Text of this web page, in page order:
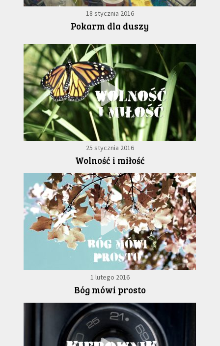
18 stycznia 2016
Pokarm dla duszy
25 stycznia 2016
Wolność i miłość
1 lutego 2016
Bóg mówi prosto